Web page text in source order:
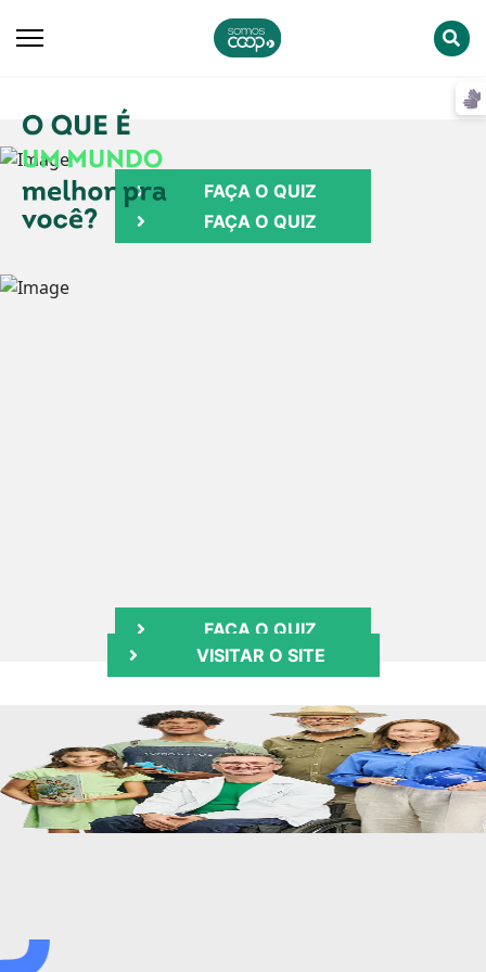
FAÇA O QUIZ
FAÇA O QUIZ
FAÇA O QUIZ
VISITAR O SITE